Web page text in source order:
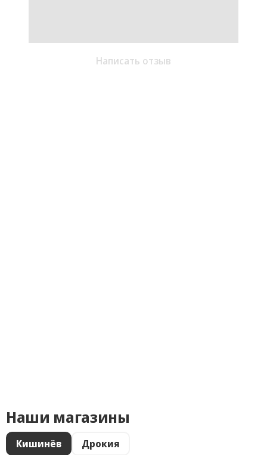
Написать отзыв
Наши магазины
Кишинёв Дрокия